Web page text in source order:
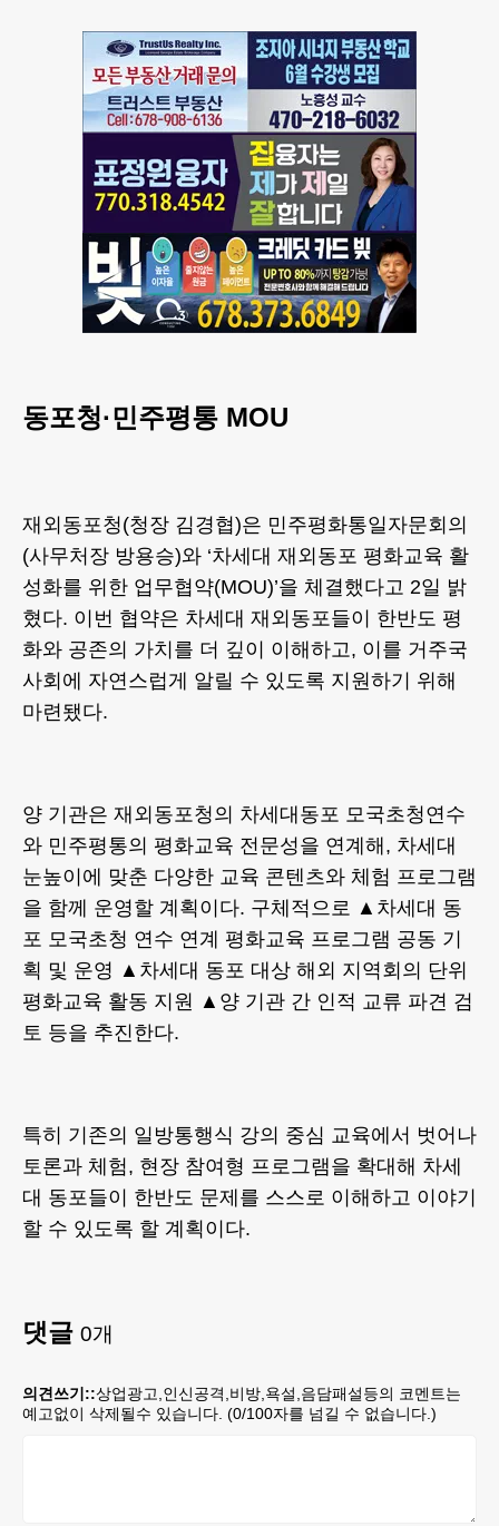
동포청·민주평통 MOU
재외동포청(청장 김경협)은 민주평화통일자문회의
(사무처장 방용승)와 ‘차세대 재외동포 평화교육 활
성화를 위한 업무협약(MOU)’을 체결했다고 2일 밝
혔다. 이번 협약은 차세대 재외동포들이 한반도 평
화와 공존의 가치를 더 깊이 이해하고, 이를 거주국
사회에 자연스럽게 알릴 수 있도록 지원하기 위해
마련됐다.
양 기관은 재외동포청의 차세대동포 모국초청연수
와 민주평통의 평화교육 전문성을 연계해, 차세대
눈높이에 맞춘 다양한 교육 콘텐츠와 체험 프로그램
을 함께 운영할 계획이다. 구체적으로 ▲차세대 동
포 모국초청 연수 연계 평화교육 프로그램 공동 기
획 및 운영 ▲차세대 동포 대상 해외 지역회의 단위
평화교육 활동 지원 ▲양 기관 간 인적 교류 파견 검
토 등을 추진한다.
특히 기존의 일방통행식 강의 중심 교육에서 벗어나
토론과 체험, 현장 참여형 프로그램을 확대해 차세
대 동포들이 한반도 문제를 스스로 이해하고 이야기
할 수 있도록 할 계획이다.
댓글 0개
의견쓰기::상업광고,인신공격,비방,욕설,음담패설등의 코멘트는
예고없이 삭제될수 있습니다. (0/100자를 넘길 수 없습니다.)